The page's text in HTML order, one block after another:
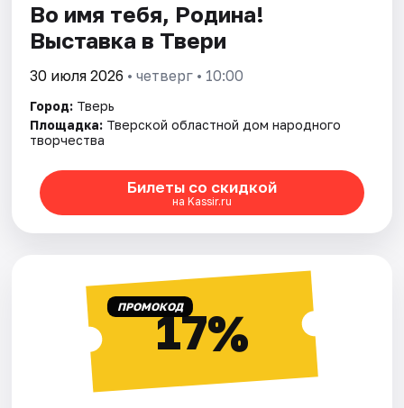
Во имя тебя, Родина!
Выставка в Твери
30 июля 2026 • четверг • 10:00
Город: Тверь
Площадка: Тверской областной дом народного
творчества
Билеты со скидкой
на Kassir.ru
ПРОМОКОД17%